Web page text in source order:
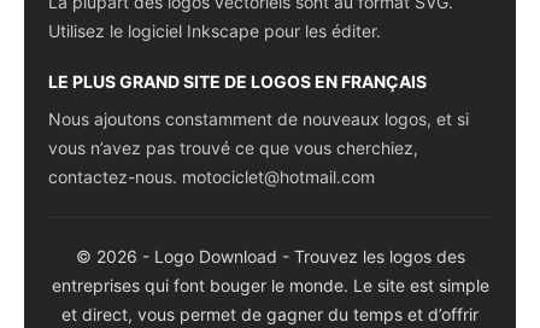
Utilisez le logiciel Inkscape pour les éditer.
LE PLUS GRAND SITE DE LOGOS EN FRANÇAIS
Nous ajoutons constamment de nouveaux logos, et si
vous n’avez pas trouvé ce que vous cherchiez,
contactez-nous. motociclet@hotmail.com
© 2026 - Logo Download - Trouvez les logos des
entreprises qui font bouger le monde. Le site est simple
et direct, vous permet de gagner du temps et d’offrir